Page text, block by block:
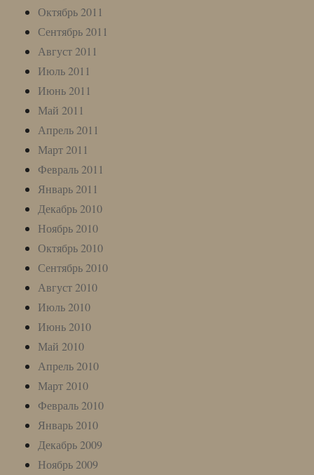
Октябрь 2011
Сентябрь 2011
Август 2011
Июль 2011
Июнь 2011
Май 2011
Апрель 2011
Март 2011
Февраль 2011
Январь 2011
Декабрь 2010
Ноябрь 2010
Октябрь 2010
Сентябрь 2010
Август 2010
Июль 2010
Июнь 2010
Май 2010
Апрель 2010
Март 2010
Февраль 2010
Январь 2010
Декабрь 2009
Ноябрь 2009